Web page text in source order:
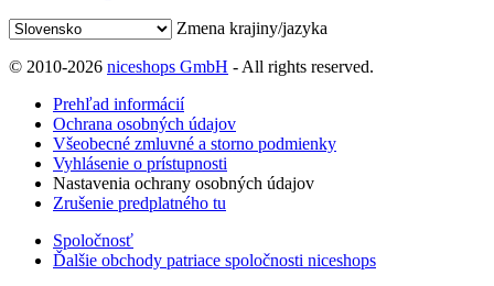
Zmena krajiny/jazyka
© 2010-2026 niceshops GmbH - All rights reserved.
Prehľad informácií
Ochrana osobných údajov
Všeobecné zmluvné a storno podmienky
Vyhlásenie o prístupnosti
Nastavenia ochrany osobných údajov
Zrušenie predplatného tu
Spoločnosť
Ďalšie obchody patriace spoločnosti niceshops